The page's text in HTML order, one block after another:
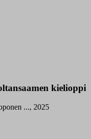
kielioppi
..., 2025